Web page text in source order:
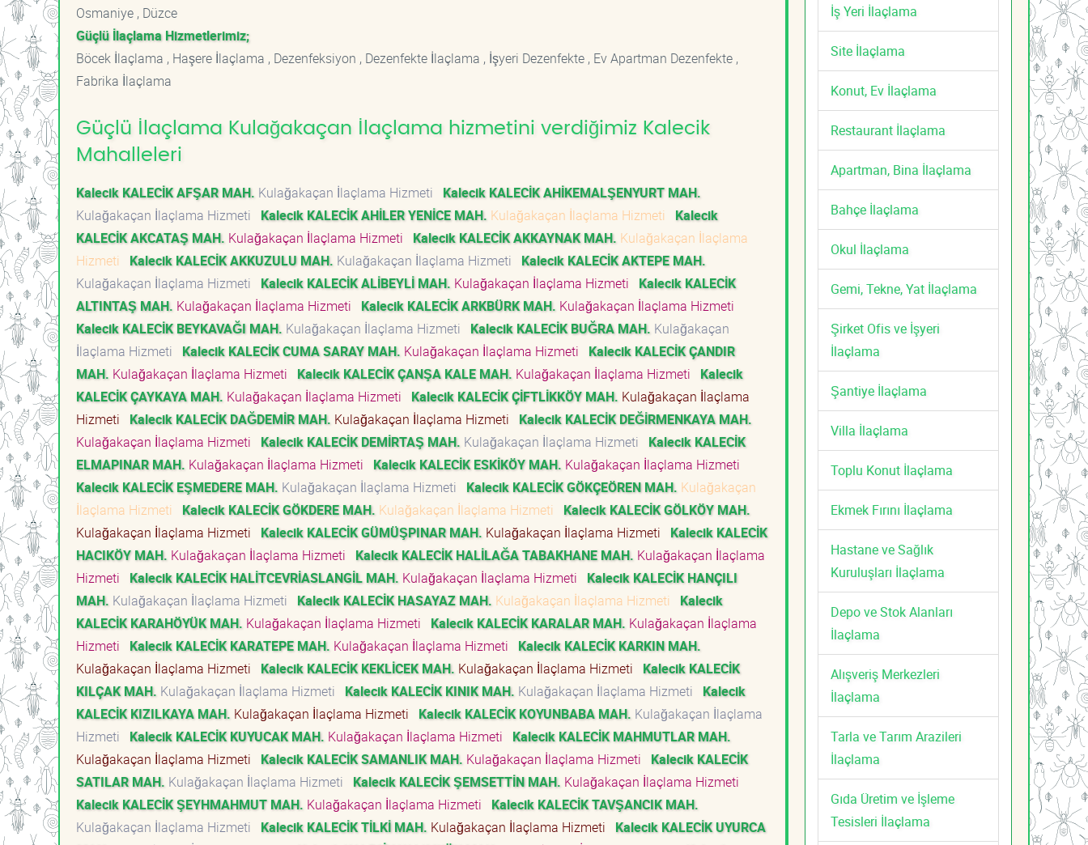
Osmaniye , Düzce
Güçlü İlaçlama Hizmetlerimiz;
Böcek İlaçlama , Haşere İlaçlama , Dezenfeksiyon , Dezenfekte İlaçlama , İşyeri Dezenfekte , Ev Apartman Dezenfekte ,
Fabrika İlaçlama
Güçlü İlaçlama Kulağakaçan İlaçlama hizmetini verdiğimiz Kalecik
Mahalleleri
Kalecik KALECİK AFŞAR MAH. Kulağakaçan İlaçlama Hizmeti
Kalecik KALECİK AHİKEMALŞENYURT MAH.
Kulağakaçan İlaçlama Hizmeti
Kalecik KALECİK AHİLER YENİCE MAH. Kulağakaçan İlaçlama Hizmeti
Kalecik
KALECİK AKCATAŞ MAH. Kulağakaçan İlaçlama Hizmeti Kalecik KALECİK AKKAYNAK MAH. Kulağakaçan İlaçlama
Hizmeti
Kalecik KALECİK AKKUZULU MAH. Kulağakaçan İlaçlama Hizmeti
Kalecik KALECİK AKTEPE MAH.
Kulağakaçan İlaçlama Hizmeti
Kalecik KALECİK ALİBEYLİ MAH. Kulağakaçan İlaçlama Hizmeti
Kalecik KALECİK
ALTINTAŞ MAH. Kulağakaçan İlaçlama Hizmeti Kalecik KALECİK ARKBÜRK MAH. Kulağakaçan İlaçlama Hizmeti
Kalecik KALECİK BEYKAVAĞI MAH. Kulağakaçan İlaçlama Hizmeti Kalecik KALECİK BUĞRA MAH. Kulağakaçan
İlaçlama Hizmeti
Kalecik KALECİK CUMA SARAY MAH. Kulağakaçan İlaçlama Hizmeti
Kalecik KALECİK ÇANDIR
MAH. Kulağakaçan İlaçlama Hizmeti Kalecik KALECİK ÇANŞA KALE MAH. Kulağakaçan İlaçlama Hizmeti
Kalecik
KALECİK ÇAYKAYA MAH. Kulağakaçan İlaçlama Hizmeti Kalecik KALECİK ÇİFTLİKKÖY MAH. Kulağakaçan İlaçlama
Hizmeti
Kalecik KALECİK DAĞDEMİR MAH. Kulağakaçan İlaçlama Hizmeti
Kalecik KALECİK DEĞİRMENKAYA MAH.
Kulağakaçan İlaçlama Hizmeti
Kalecik KALECİK DEMİRTAŞ MAH. Kulağakaçan İlaçlama Hizmeti
Kalecik KALECİK
ELMAPINAR MAH. Kulağakaçan İlaçlama Hizmeti Kalecik KALECİK ESKİKÖY MAH. Kulağakaçan İlaçlama Hizmeti
Kalecik KALECİK EŞMEDERE MAH. Kulağakaçan İlaçlama Hizmeti Kalecik KALECİK GÖKÇEÖREN MAH. Kulağakaçan
İlaçlama Hizmeti
Kalecik KALECİK GÖKDERE MAH. Kulağakaçan İlaçlama Hizmeti
Kalecik KALECİK GÖLKÖY MAH.
Kulağakaçan İlaçlama Hizmeti
Kalecik KALECİK GÜMÜŞPINAR MAH. Kulağakaçan İlaçlama Hizmeti
Kalecik KALECİK
HACIKÖY MAH. Kulağakaçan İlaçlama Hizmeti Kalecik KALECİK HALİLAĞA TABAKHANE MAH. Kulağakaçan İlaçlama
Hizmeti
Kalecik KALECİK HALİTCEVRİASLANGİL MAH. Kulağakaçan İlaçlama Hizmeti
Kalecik KALECİK HANÇILI
MAH. Kulağakaçan İlaçlama Hizmeti Kalecik KALECİK HASAYAZ MAH. Kulağakaçan İlaçlama Hizmeti
Kalecik
KALECİK KARAHÖYÜK MAH. Kulağakaçan İlaçlama Hizmeti Kalecik KALECİK KARALAR MAH. Kulağakaçan İlaçlama
Hizmeti
Kalecik KALECİK KARATEPE MAH. Kulağakaçan İlaçlama Hizmeti
Kalecik KALECİK KARKIN MAH.
Kulağakaçan İlaçlama Hizmeti
Kalecik KALECİK KEKLİCEK MAH. Kulağakaçan İlaçlama Hizmeti
Kalecik KALECİK
KILÇAK MAH. Kulağakaçan İlaçlama Hizmeti Kalecik KALECİK KINIK MAH. Kulağakaçan İlaçlama Hizmeti
Kalecik
KALECİK KIZILKAYA MAH. Kulağakaçan İlaçlama Hizmeti Kalecik KALECİK KOYUNBABA MAH. Kulağakaçan İlaçlama
Hizmeti
Kalecik KALECİK KUYUCAK MAH. Kulağakaçan İlaçlama Hizmeti
Kalecik KALECİK MAHMUTLAR MAH.
Kulağakaçan İlaçlama Hizmeti
Kalecik KALECİK SAMANLIK MAH. Kulağakaçan İlaçlama Hizmeti
Kalecik KALECİK
SATILAR MAH. Kulağakaçan İlaçlama Hizmeti Kalecik KALECİK ŞEMSETTİN MAH. Kulağakaçan İlaçlama Hizmeti
Kalecik KALECİK ŞEYHMAHMUT MAH. Kulağakaçan İlaçlama Hizmeti
Kalecik KALECİK TAVŞANCIK MAH.
Kulağakaçan İlaçlama Hizmeti
Kalecik KALECİK TİLKİ MAH. Kulağakaçan İlaçlama Hizmeti
Kalecik KALECİK UYURCA
İş Yeri İlaçlama
Site İlaçlama
Konut, Ev İlaçlama
Restaurant İlaçlama
Apartman, Bina İlaçlama
Bahçe İlaçlama
Okul İlaçlama
Gemi, Tekne, Yat İlaçlama
Şirket Ofis ve İşyeri
İlaçlama
Şantiye İlaçlama
Villa İlaçlama
Toplu Konut İlaçlama
Ekmek Fırını İlaçlama
Hastane ve Sağlık
Kuruluşları İlaçlama
Depo ve Stok Alanları
İlaçlama
Alışveriş Merkezleri
İlaçlama
Tarla ve Tarım Arazileri
İlaçlama
Gıda Üretim ve İşleme
Tesisleri İlaçlama